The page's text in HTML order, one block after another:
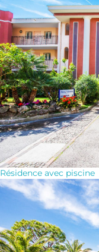
Résidence avec piscine